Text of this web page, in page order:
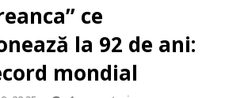
ce
la 92 de ani:
mondial